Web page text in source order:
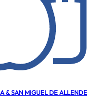
& SAN MIGUEL DE ALLENDE